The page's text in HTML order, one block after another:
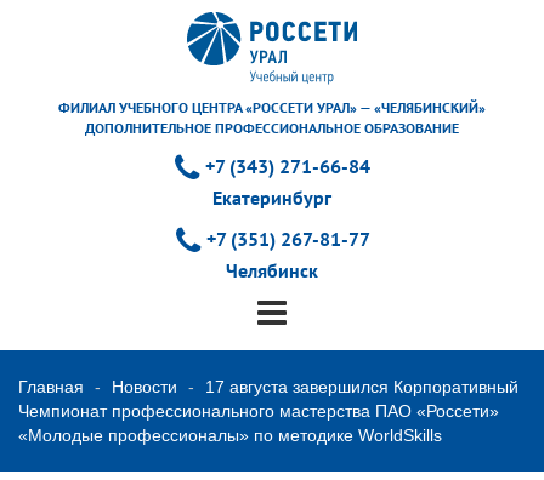
ФИЛИАЛ УЧЕБНОГО ЦЕНТРА «РОССЕТИ УРАЛ» — «ЧЕЛЯБИНСКИЙ»
ДОПОЛНИТЕЛЬНОЕ ПРОФЕССИОНАЛЬНОЕ ОБРАЗОВАНИЕ
+7 (343) 271-66-84
Екатеринбург
+7 (351) 267-81-77
Челябинск
Главная Новости
17 августа завершился Корпоративный
Чемпионат профессионального мастерства ПАО «Россети»
«Молодые профессионалы» по методике WorldSkills